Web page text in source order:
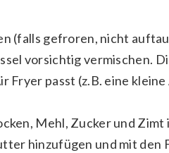
(falls gefroren, nicht
vorsichtig vermischen.
Fryer passt (z.B. eine
Mehl, Zucker und Zimt
hinzufügen und mit den